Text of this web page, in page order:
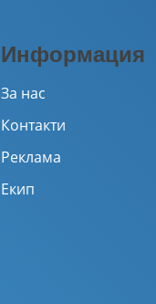
Информация
За нас
Контакти
Реклама
Екип